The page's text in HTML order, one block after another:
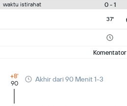
waktu istirahat 0 - 1
37'
Komentator
+8'
90
Akhir dari 90 Menit 1-3